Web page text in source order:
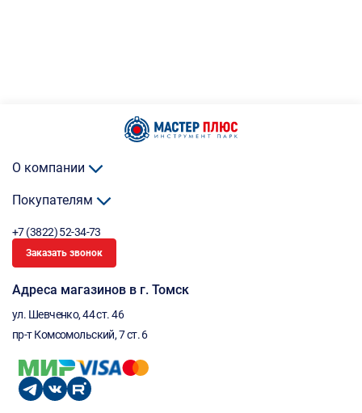
О компании
Покупателям
+7 (3822) 52-34-73
Заказать звонок
Адреса магазинов в г. Томск
ул. Шевченко, 44 ст. 46
пр-т Комсомольский, 7 ст. 6